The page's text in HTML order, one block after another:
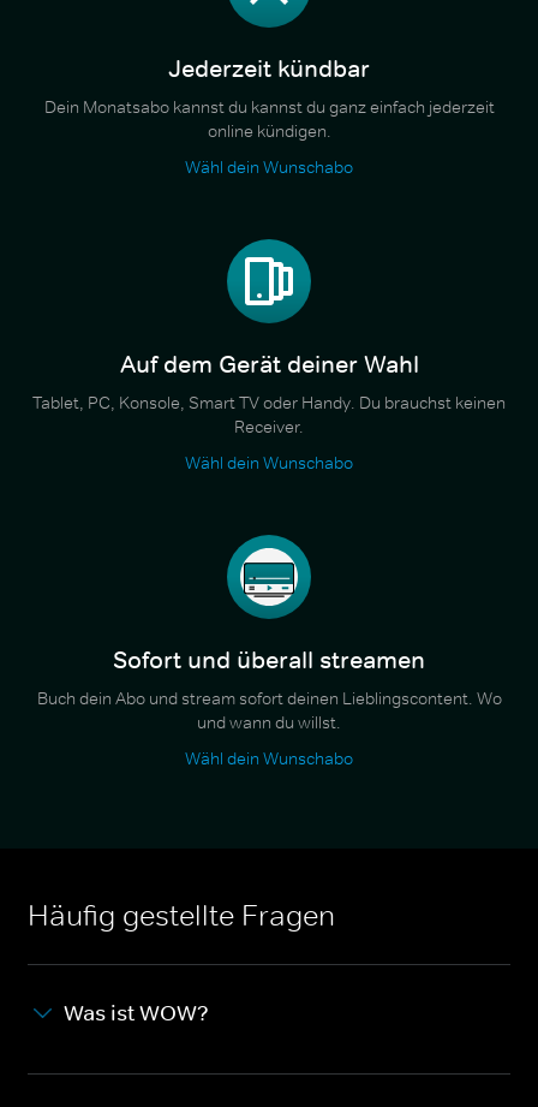
Jederzeit kündbar
Dein Monatsabo kannst du kannst du ganz einfach jederzeit
online kündigen.
Wähl dein Wunschabo
Auf dem Gerät deiner Wahl
Tablet, PC, Konsole, Smart TV oder Handy. Du brauchst keinen
Receiver.
Wähl dein Wunschabo
Sofort und überall streamen
Buch dein Abo und stream sofort deinen Lieblingscontent. Wo
und wann du willst.
Wähl dein Wunschabo
Häufig gestellte Fragen
Was ist WOW?